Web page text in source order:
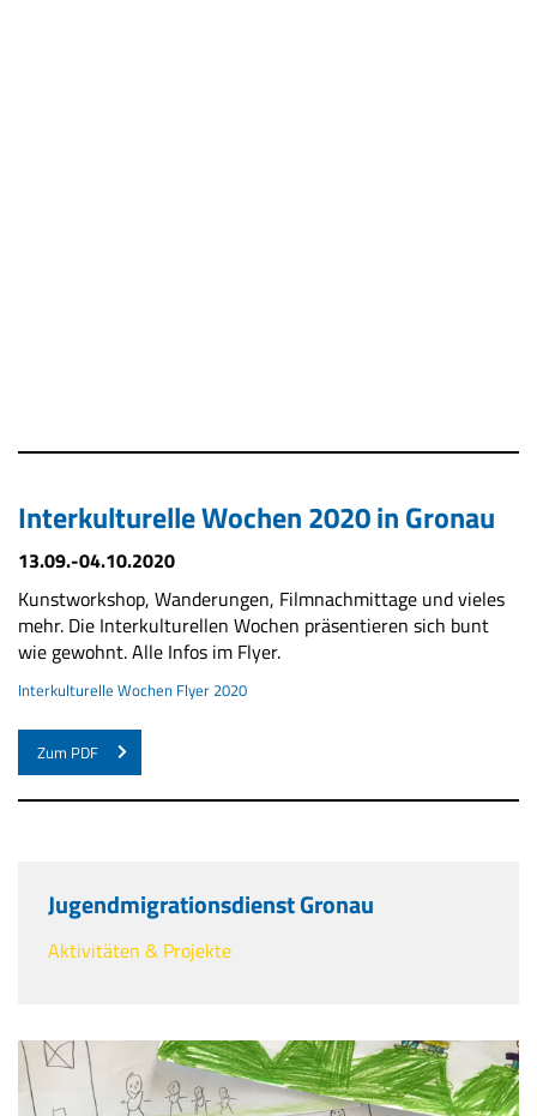
Interkulturelle Wochen 2020 in Gronau
13.09.-04.10.2020
Kunstworkshop, Wanderungen, Filmnachmittage und vieles
mehr. Die Interkulturellen Wochen präsentieren sich bunt
wie gewohnt. Alle Infos im Flyer.
Interkulturelle Wochen Flyer 2020
Zum PDF
Jugendmigrationsdienst Gronau
Aktivitäten & Projekte